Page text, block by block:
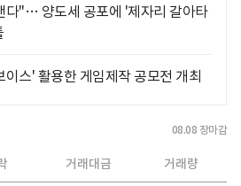
다"… 양도세 공포에 '제자리 갈아타
이스' 활용한 게임제작 공모전 개최
08.08 장마감
거래대금 거래량